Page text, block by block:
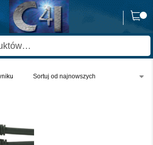
0
oznaczone “przewód rca 2m warszawa”